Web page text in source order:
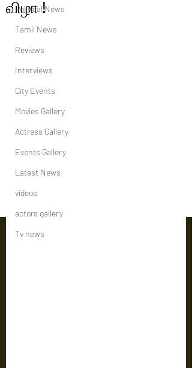
Political News
Tamil News
Reviews
Interviews
City Events
Movies Gallery
Actress Gallery
Events Gallery
Latest News
videos
actors gallery
Tv news
விழா !